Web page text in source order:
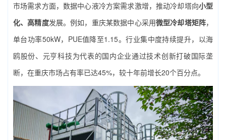
市场需求方面，数据中心液冷方案需求激增，推动冷却塔向小型
化、高精度发展。例如，重庆某数据中心采用微型冷却塔矩阵，
单台功率50kW，PUE值降至1.15。行业集中度持续提升，以海
鸥股份、元亨科技为代表的国内企业通过技术创新打破国际垄
断，在重庆市场占有率已达45%，较十年前增长20个百分点。